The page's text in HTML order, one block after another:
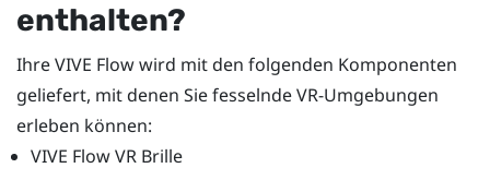
enthalten?
IhreVIVE Flowwird mit den folgenden Komponenten
geliefert, mit denen Sie fesselnde VR-Umgebungen
erleben können:
VIVE FlowVR Brille